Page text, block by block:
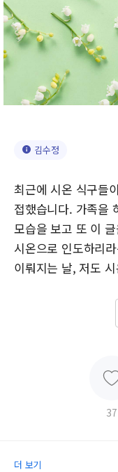
김수정
최근에 시온 식구들
접했습니다. 가족을
모습을 보고 또 이
시온으로 인도하리
이뤄지는 날, 저도
37
더 보기